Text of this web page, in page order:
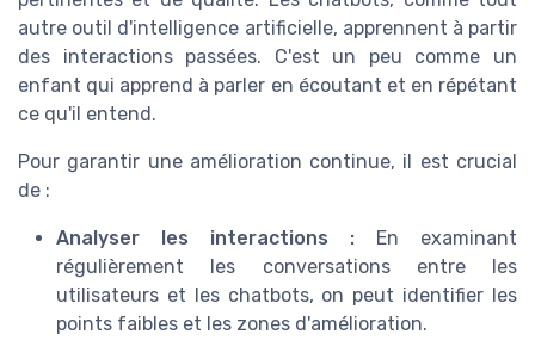
autre outil d'intelligence artificielle, apprennent à partir
des interactions passées. C'est un peu comme un
enfant qui apprend à parler en écoutant et en répétant
ce qu'il entend.
Pour garantir une amélioration continue, il est crucial
de :
Analyser les interactions : En examinant
régulièrement les conversations entre les
utilisateurs et les chatbots, on peut identifier les
points faibles et les zones d'amélioration.